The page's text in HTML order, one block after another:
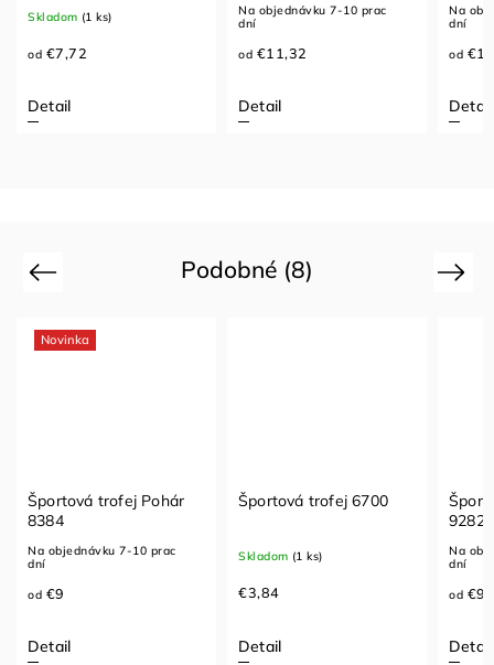
Skladom (1 ks)
od €7,72
Detail
Na objednávku 7-10 prac
dní
od €11,32
Detail
Na
dní
od
Detail
Podobné (8)
Previous
Novinka
Športová trofej Pohár
8384
Na objednávku 7-10 prac
dní
od €9
Detail
Športová trofej 6700
Skladom (1 ks)
€3,84
Detail
9282
Na
dní
od
Detail
Next